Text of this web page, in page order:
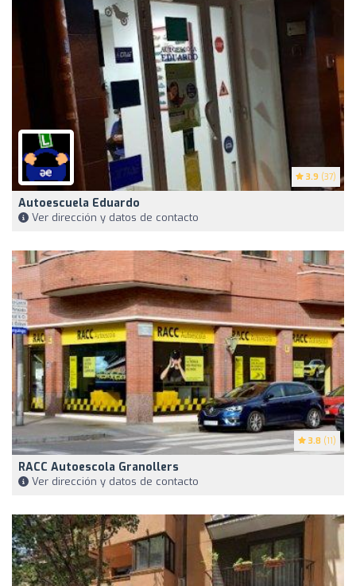
3.9 (37)
Autoescuela Eduardo
Ver dirección y datos de contacto
3.8 (11)
RACC Autoescola Granollers
Ver dirección y datos de contacto